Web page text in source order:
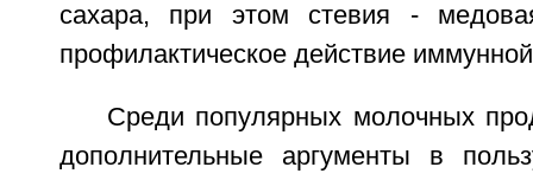
сахара, при этом стевия -
профилактическое действие
Среди популярных молочных
дополнительные аргументы в